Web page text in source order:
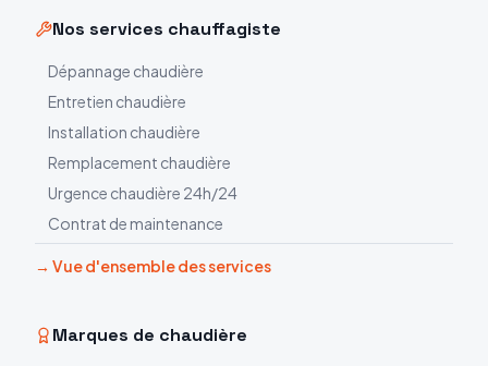
Nos services chauffagiste
Dépannage chaudière
Entretien chaudière
Installation chaudière
Remplacement chaudière
Urgence chaudière 24h/24
Contrat de maintenance
→ Vue d'ensemble des services
Marques de chaudière